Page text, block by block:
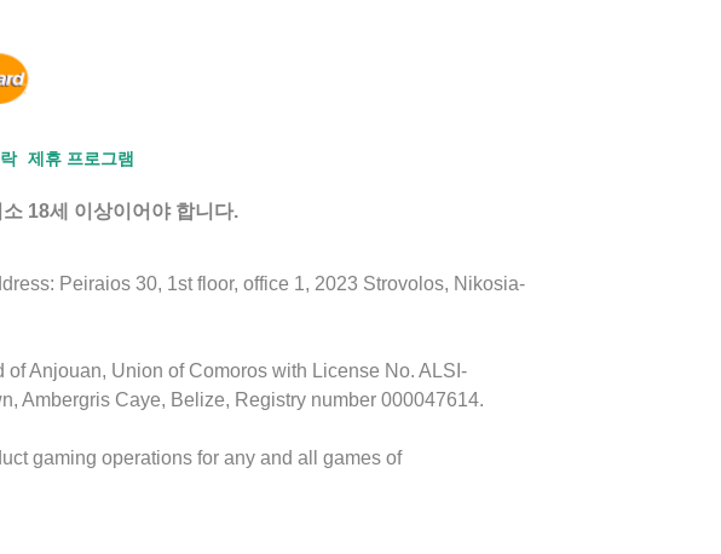
제휴 프로그램
18세 이상이어야 합니다.
Peiraios 30, 1st floor, office 1, 2023 Strovolos, Nikosia-
Anjouan, Union of Comoros with License No. ALSI-
Ambergris Caye, Belize, Registry number 000047614.
gaming operations for any and all games of